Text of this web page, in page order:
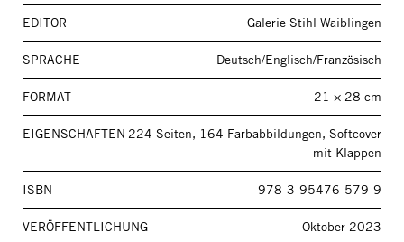
EDITOR Galerie Stihl Waiblingen
SPRACHE Deutsch/Englisch/Französisch
FORMAT 21 × 28 cm
EIGENSCHAFTEN 224 Seiten, 164 Farbabbildungen, Softcover
mit Klappen
ISBN 978-3-95476-579-9
VERÖFFENTLICHUNG Oktober 2023